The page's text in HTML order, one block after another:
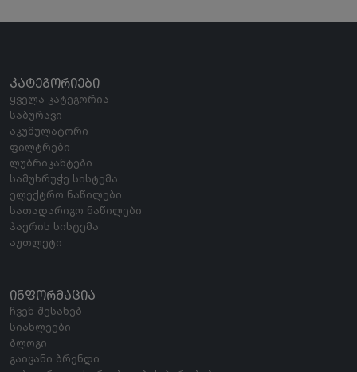
ᲙᲐᲢᲔᲒᲝᲠᲘᲔᲑᲘ
ყველა კატეგორია
საბურავი
აკუმულატორი
ფილტრები
ლუბრიკანტები
სამუხრუჭე სისტემა
ელექტრო ნაწილები
სათადარიგო ნაწილები
ჰაერის სისტემა
აუთლეტი
ᲘᲜᲤᲝᲠᲛᲐᲪᲘᲐ
ჩვენ შესახებ
სიახლეები
ბლოგი
გაიცანი ბრენდი